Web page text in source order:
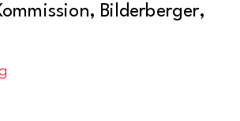
Bilderberger,